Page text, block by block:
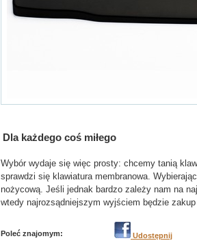
Dla każdego coś miłego
Wybór wydaje się więc prosty: chcemy tanią
sprawdzi się klawiatura membranowa.
nożycową. Jeśli jednak bardzo zależy nam na
wtedy najrozsądniejszym wyjściem będzie
Poleć znajomym: Udostępnij